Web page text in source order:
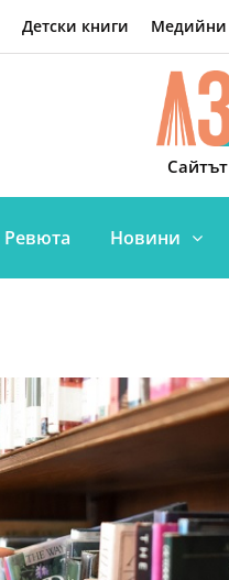
Детски книги Медийни
Ревюта Новини